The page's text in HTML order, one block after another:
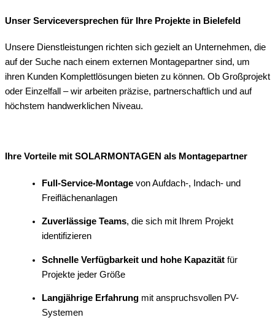
Unser Serviceversprechen für Ihre Projekte in Bielefeld
Unsere Dienstleistungen richten sich gezielt an Unternehmen, die
auf der Suche nach einem externen Montagepartner sind, um
ihren Kunden Komplettlösungen bieten zu können. Ob Großprojekt
oder Einzelfall – wir arbeiten präzise, partnerschaftlich und auf
höchstem handwerklichen Niveau.
Ihre Vorteile mit SOLARMONTAGEN als Montagepartner
Full-Service-Montage von Aufdach-, Indach- und
Freiflächenanlagen
Zuverlässige Teams, die sich mit Ihrem Projekt
identifizieren
Schnelle Verfügbarkeit und hohe Kapazität für
Projekte jeder Größe
Langjährige Erfahrung mit anspruchsvollen PV-
Systemen